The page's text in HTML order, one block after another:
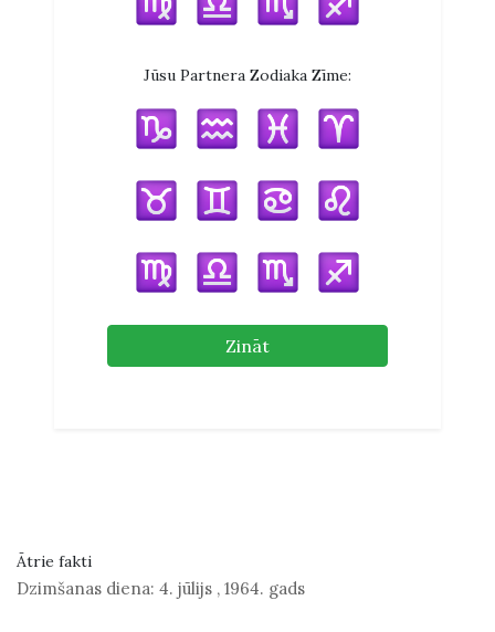
Jūsu Partnera Zodiaka Zīme:
Zināt
Ātrie fakti
Dzimšanas diena: 4. jūlijs , 1964. gads